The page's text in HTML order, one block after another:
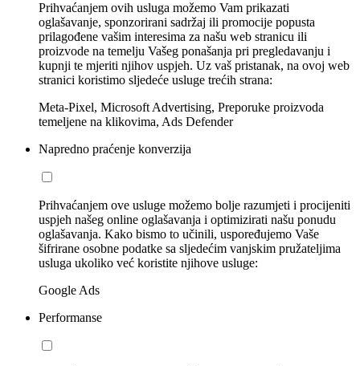
Prihvaćanjem ovih usluga možemo Vam prikazati
oglašavanje, sponzorirani sadržaj ili promocije popusta
prilagođene vašim interesima za našu web stranicu ili
proizvode na temelju Vašeg ponašanja pri pregledavanju i
kupnji te mjeriti njihov uspjeh. Uz vaš pristanak, na ovoj web
stranici koristimo sljedeće usluge trećih strana:
Meta-Pixel, Microsoft Advertising, Preporuke proizvoda
temeljene na klikovima, Ads Defender
Napredno praćenje konverzija
Prihvaćanjem ove usluge možemo bolje razumjeti i procijeniti
uspjeh našeg online oglašavanja i optimizirati našu ponudu
oglašavanja. Kako bismo to učinili, uspoređujemo Vaše
šifrirane osobne podatke sa sljedećim vanjskim pružateljima
usluga ukoliko već koristite njihove usluge:
Google Ads
Performanse